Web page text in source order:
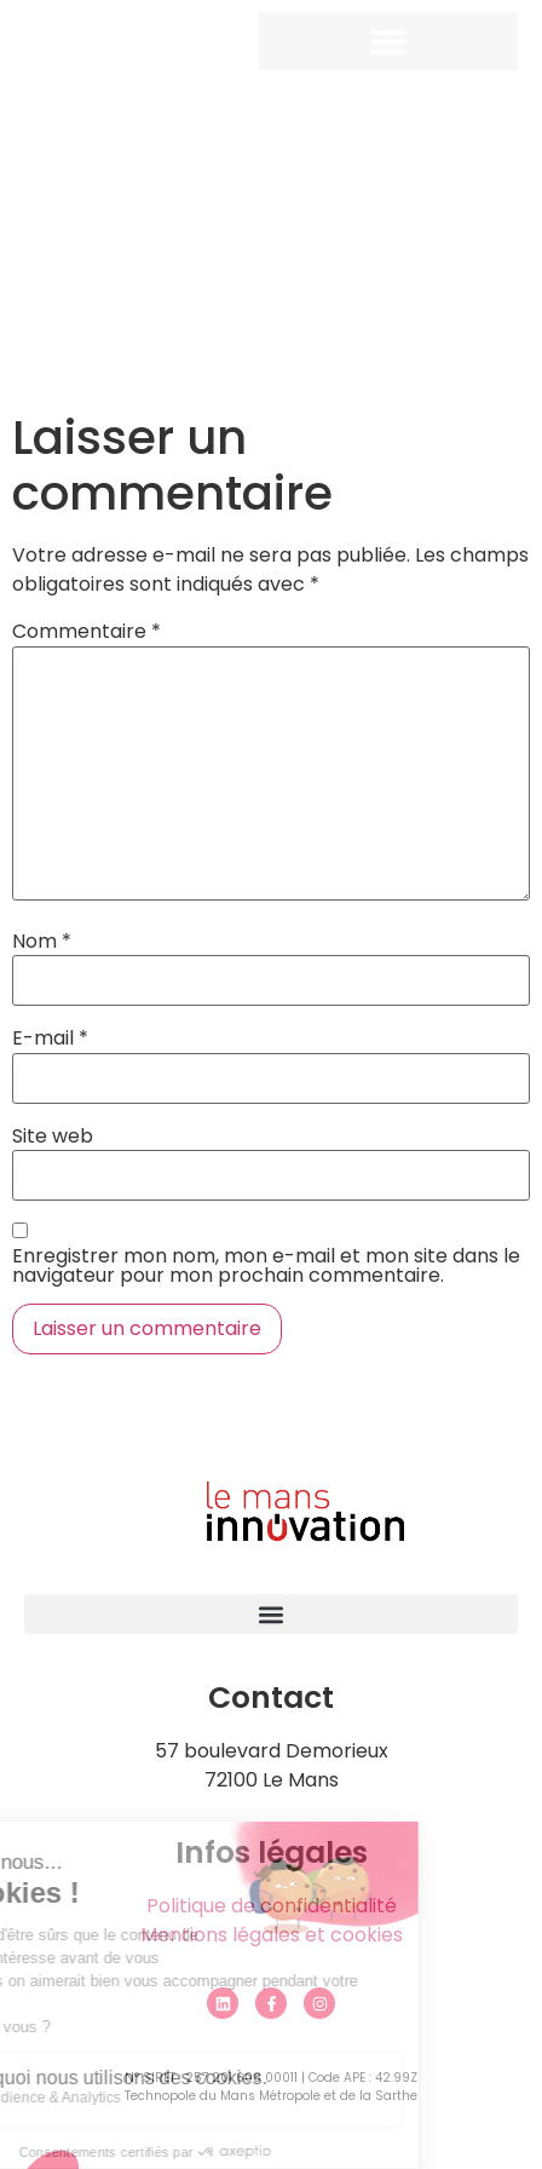
Laisser un
commentaire
Votre adresse e-mail ne sera pas publiée. Les champs
obligatoires sont indiqués avec *
Commentaire *
Nom *
E-mail *
Site web
Enregistrer mon nom, mon e-mail et mon site dans le
navigateur pour mon prochain commentaire.
Contact
57 boulevard Demorieux
72100 Le Mans
Infos légales
Politique de confidentialité
Mentions légales et cookies
N° SIRET : 257 201 608 00011 | Code APE : 42.99Z
Technopole du Mans Métropole et de la Sarthe